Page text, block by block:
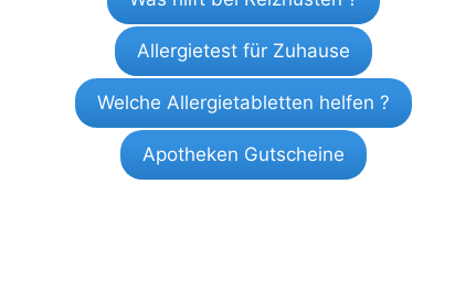
Allergietest für Zuhause
Welche Allergietabletten helfen ?
Apotheken Gutscheine